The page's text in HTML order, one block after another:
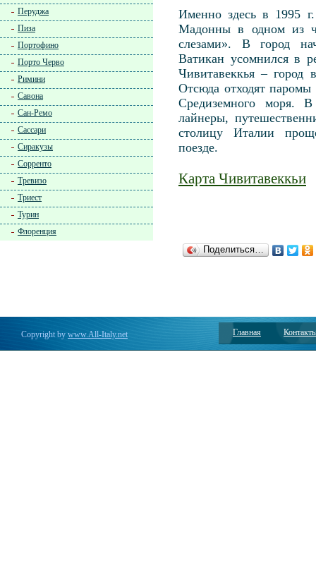
Именно здесь в 1995 г.
Мадонны в одном из
слезами». В город
Ватикан усомнился в
Чивитавеккья – город
Отсюда отходят
Средиземного моря.
лайнеры,
столицу Италии
поезде.
Карта Чивитавеккьи
Поделиться…
Перуджа
Пиза
Портофино
Порто Черво
Римини
Савона
Сан-Ремо
Сассари
Сиракузы
Сорренто
Тревизо
Триест
Турин
Флоренция
Copyright by www.All-Italy.net Главная